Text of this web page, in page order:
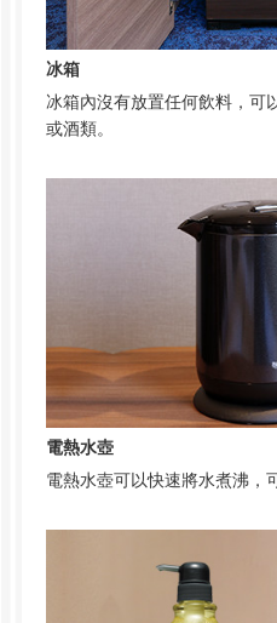
冰箱
冰箱內沒有放置任何飲料，可
或酒類。
電熱水壺
電熱水壺可以快速將水煮沸，